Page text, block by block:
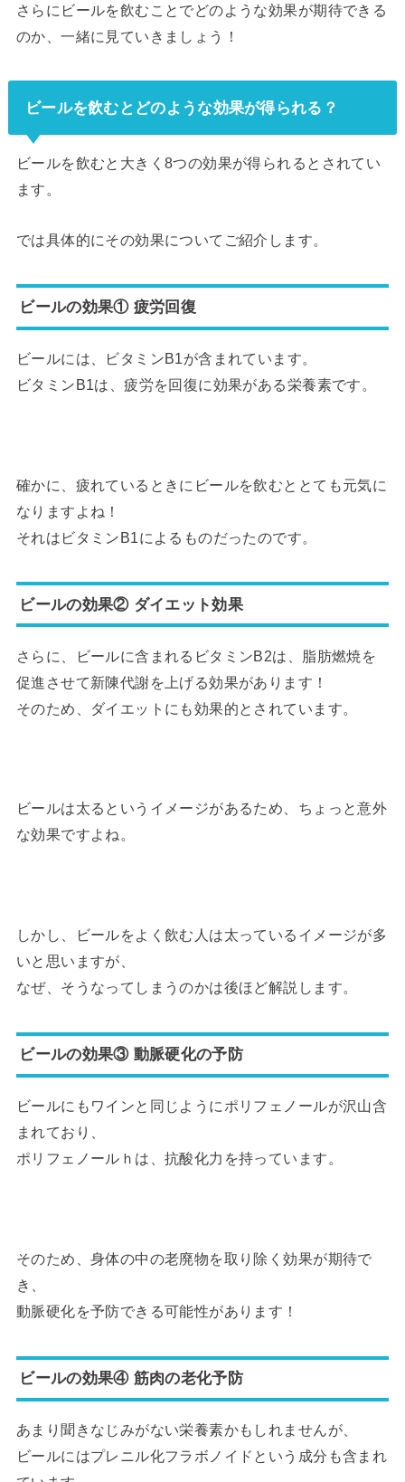
さらにビールを飲むことでどのような効果が期待できる
のか、一緒に見ていきましょう！
ビールを飲むとどのような効果が得られる？
ビールを飲むと大きく8つの効果が得られるとされてい
ます。
では具体的にその効果についてご紹介します。
ビールの効果① 疲労回復
ビールには、ビタミンB1が含まれています。
ビタミンB1は、疲労を回復に効果がある栄養素です。
確かに、疲れているときにビールを飲むととても元気に
なりますよね！
それはビタミンB1によるものだったのです。
ビールの効果② ダイエット効果
さらに、ビールに含まれるビタミンB2は、脂肪燃焼を
促進させて新陳代謝を上げる効果があります！
そのため、ダイエットにも効果的とされています。
ビールは太るというイメージがあるため、ちょっと意外
な効果ですよね。
しかし、ビールをよく飲む人は太っているイメージが多
いと思いますが、
なぜ、そうなってしまうのかは後ほど解説します。
ビールの効果③ 動脈硬化の予防
ビールにもワインと同じようにポリフェノールが沢山含
まれており、
ポリフェノールｈは、抗酸化力を持っています。
そのため、身体の中の老廃物を取り除く効果が期待で
き、
動脈硬化を予防できる可能性があります！
ビールの効果④ 筋肉の老化予防
あまり聞きなじみがない栄養素かもしれませんが、
ビールにはプレニル化フラボノイドという成分も含まれ